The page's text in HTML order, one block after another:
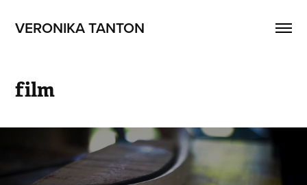
VERONIKA TANTON
film